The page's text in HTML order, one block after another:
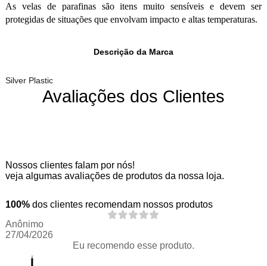
As velas de parafinas são itens muito sensíveis e devem ser
protegidas de situações que envolvam impacto e altas temperaturas.
Descrição da Marca
Silver Plastic
Avaliações dos Clientes
Nossos clientes falam por nós!
veja algumas avaliações de produtos da nossa loja.
100% dos clientes recomendam nossos produtos
Anônimo
27/04/2026
Eu recomendo esse produto.